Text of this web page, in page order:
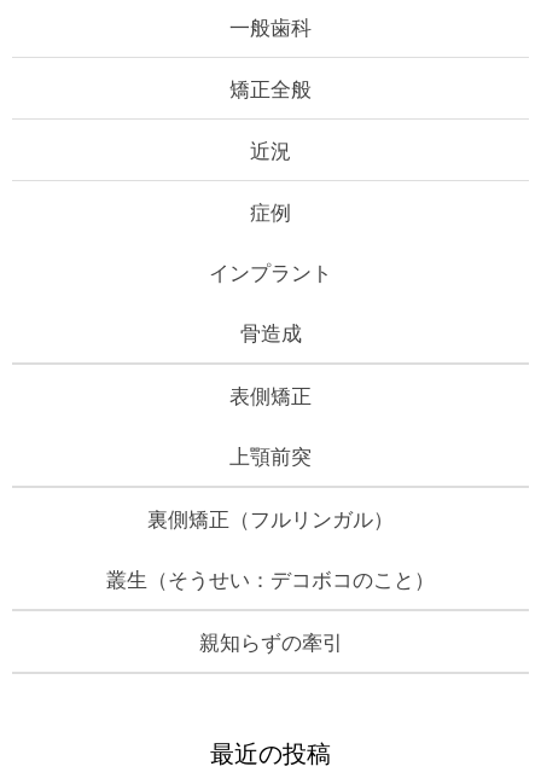
一般歯科
矯正全般
近況
症例
インプラント
骨造成
表側矯正
上顎前突
裏側矯正（フルリンガル）
叢生（そうせい：デコボコのこと）
親知らずの牽引
最近の投稿